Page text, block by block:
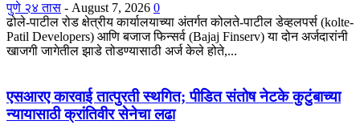
पुणे २४ तास - August 7, 2026 0
ढोले-पाटील रोड क्षेत्रीय कार्यालयाच्या अंतर्गत कोलते-पाटील डेव्हलपर्स (kolte-
Patil Developers) आणि बजाज फिन्सर्व (Bajaj Finserv) या दोन अर्जदारांनी
खाजगी जागेतील झाडे तोडण्यासाठी अर्ज केले होते,...
एसआरए कारवाई तात्पुरती स्थगित; पीडित संतोष नेटके कुटुंबाच्या
न्यायासाठी क्रांतिवीर सेनेचा लढा